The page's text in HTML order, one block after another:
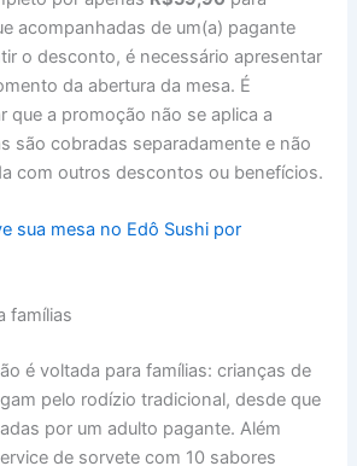
acompanhadas de um(a) pagante
o desconto, é necessário apresentar
da abertura da mesa. É
que a promoção não se aplica a
são cobradas separadamente e não
com outros descontos ou benefícios.
sua mesa no Edô Sushi por
famílias
é voltada para famílias: crianças de
pelo rodízio tradicional, desde que
por um adulto pagante. Além
de sorvete com 10 sabores